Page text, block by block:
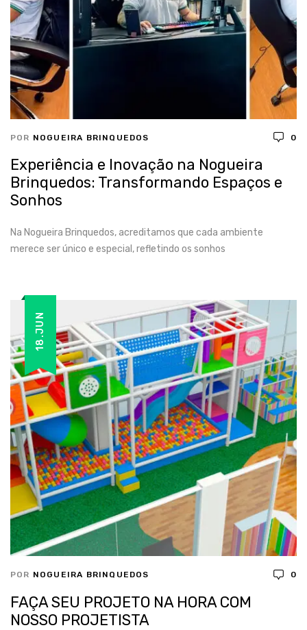
POR NOGUEIRA BRINQUEDOS 0
Experiência e Inovação na Nogueira
Brinquedos: Transformando Espaços e
Sonhos
Na Nogueira Brinquedos, acreditamos que cada ambiente
merece ser único e especial, refletindo os sonhos
18.JUN
POR NOGUEIRA BRINQUEDOS 0
FAÇA SEU PROJETO NA HORA COM
NOSSO PROJETISTA